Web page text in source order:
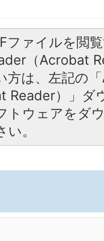
ファイルを閲
（Acrobat
方は、左記の
Reader）」ダ
トウェアをダ
。